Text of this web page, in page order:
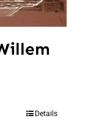
Details